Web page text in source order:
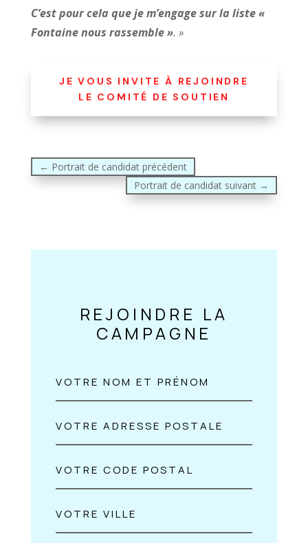
C’est pour cela que je m’engage sur la liste «
Fontaine nous rassemble ». »
JE VOUS INVITE À REJOINDRE
LE COMITÉ DE SOUTIEN
← Portrait de candidat précédent
Portrait de candidat suivant →
REJOINDRE LA
CAMPAGNE